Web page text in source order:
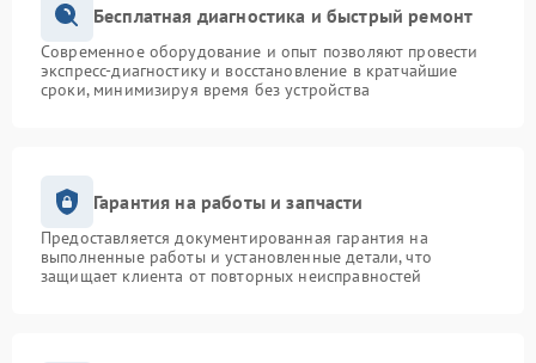
Бесплатная диагностика и быстрый ремонт
Современное оборудование и опыт позволяют провести
экспресс-диагностику и восстановление в кратчайшие
сроки, минимизируя время без устройства
Гарантия на работы и запчасти
Предоставляется документированная гарантия на
выполненные работы и установленные детали, что
защищает клиента от повторных неисправностей